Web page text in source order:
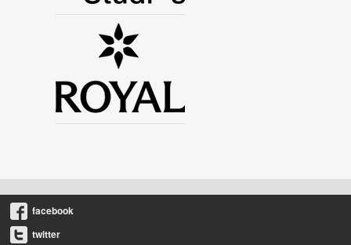
facebook
twitter